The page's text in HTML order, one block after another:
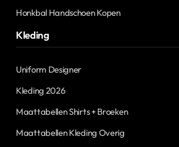
Honkbal Handschoen Kopen
Kleding
Uniform Designer
Kleding 2026
Maattabellen Shirts + Broeken
Maattabellen Kleding Overig